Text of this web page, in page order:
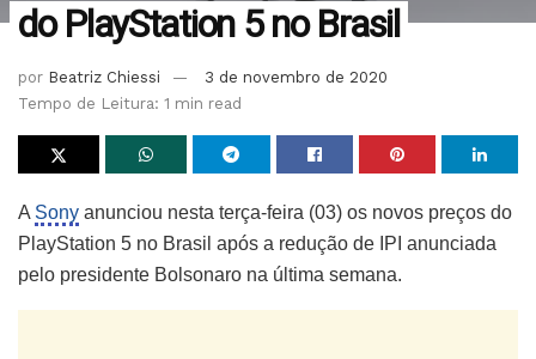
do PlayStation 5 no Brasil
por Beatriz Chiessi
3 de novembro de 2020
Tempo de Leitura: 1 min read
A Sony anunciou nesta terça-feira (03) os novos preços do
PlayStation 5 no Brasil após a redução de IPI anunciada
pelo presidente Bolsonaro na última semana.